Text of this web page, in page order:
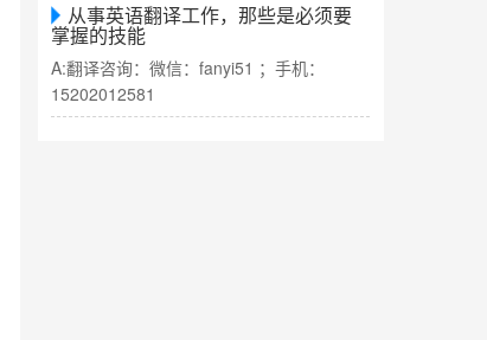
从事英语翻译工作，那些是必须要
掌握的技能
A:翻译咨询：微信：fanyi51 ；手机：
15202012581